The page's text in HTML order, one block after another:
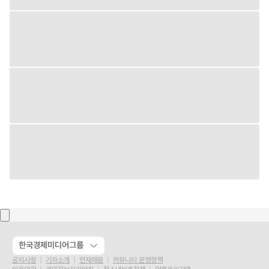
한국경제미디어그룹
공지사항 기자소개 인재채용
커뮤니티 운영정책